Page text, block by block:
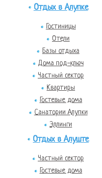
Отдых в Алупке
Гостиницы
Отели
Базы отдыха
Дома под-ключ
Частный сектор
Квартиры
Гостевые дома
Санатории Алупки
Эллинги
Отдых в Алуште
Частный сектор
Гостевые дома